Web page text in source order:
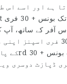
75% تک بونس + 30 فری
ڈپازٹ دوسری